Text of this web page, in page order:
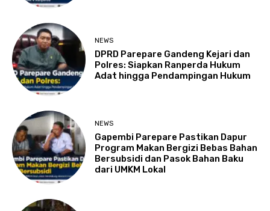
NEWS
DPRD Parepare Gandeng Kejari dan
Polres: Siapkan Ranperda Hukum
Adat hingga Pendampingan Hukum
NEWS
Gapembi Parepare Pastikan Dapur
Program Makan Bergizi Bebas Bahan
Bersubsidi dan Pasok Bahan Baku
dari UMKM Lokal